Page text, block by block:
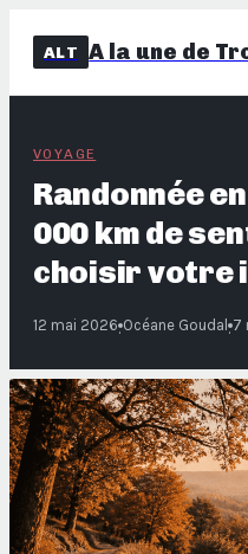
ALT A la une de
VOYAGE
Randonnée
000 km de
choisir votre
12 mai 2026· Océane Goudal · 7